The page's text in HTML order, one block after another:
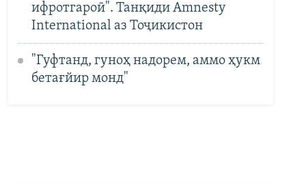
ифротгароӣ". Танқиди Amnesty
International аз Тоҷикистон
"Гуфтанд, гуноҳ надорем, аммо ҳукм
бетағйир монд"